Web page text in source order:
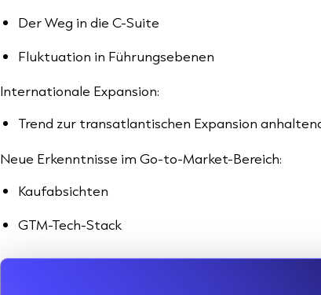
Der Weg in die C-Suite
Fluktuation in Führungsebenen
Internationale Expansion:
Trend zur transatlantischen Expansion
Neue Erkenntnisse im Go-to-Market-Bereich:
Kaufabsichten
GTM-Tech-Stack